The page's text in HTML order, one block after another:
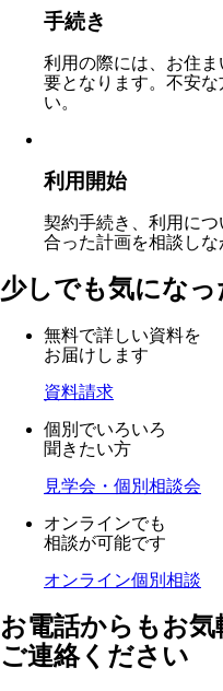
手続き
利用の際には、お住
要となります。不安
い。
利用開始
契約手続き、利用に
合った計画を相談しな
少しでも気になっ
無料で詳しい資料を
お届けします
資料請求
個別でいろいろ
聞きたい方
見学会・個別相談会
オンラインでも
相談が可能です
オンライン個別相談
お電話からもお気
ご連絡ください